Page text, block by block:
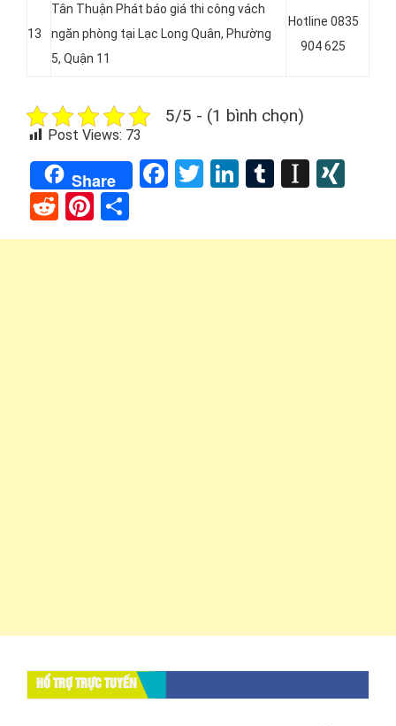
13
Tân Thuận Phát báo giá thi công vách
ngăn phòng tại Lạc Long Quân, Phường
5, Quận 11
Hotline 0835
904 625
5/5 - (1 bình chọn)
Post Views: 73
Share Facebook
TwitterLinkedIn
Tumblr
RedditPinterest
HỔ TRỢ TRỰC TUYẾN